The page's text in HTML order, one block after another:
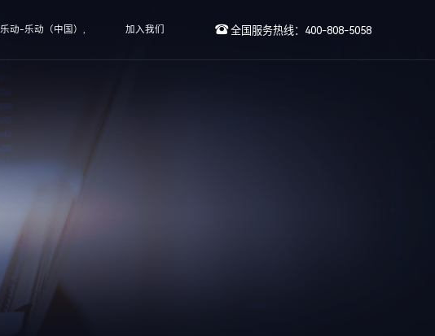
乐动-乐动（中国）, 加入我们 全国服务热线：400-808-5058